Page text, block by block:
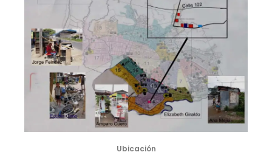
Ubicación